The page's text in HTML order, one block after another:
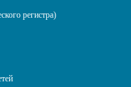
регистра)